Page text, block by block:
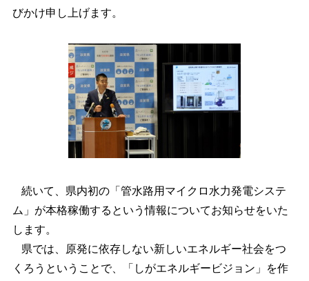
びかけ申し上げます。
続いて、県内初の「管水路用マイクロ水力発電システ
ム」が本格稼働するという情報についてお知らせをいた
します。
県では、原発に依存しない新しいエネルギー社会をつ
くろうということで、「しがエネルギービジョン」を作